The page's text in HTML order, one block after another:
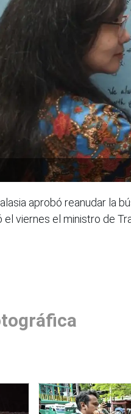
aprobó reanudar la
viernes el ministro de